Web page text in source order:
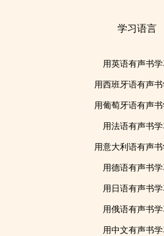
学习语言
用英语有声书学
用西班牙语有声书
用葡萄牙语有声书
用法语有声书学
用意大利语有声书
用德语有声书学
用日语有声书学
用俄语有声书学
用中文有声书学